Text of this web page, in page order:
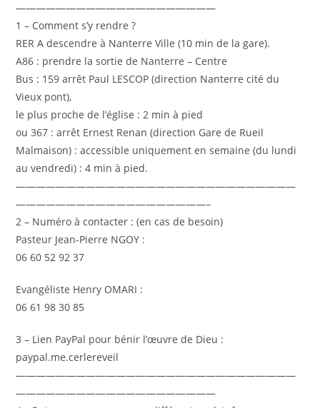
————————————————————
1 – Comment s’y rendre ?
RER A descendre à Nanterre Ville (10 min de la gare).
A86 : prendre la sortie de Nanterre – Centre
Bus : 159 arrêt Paul LESCOP (direction Nanterre cité du
Vieux pont),
le plus proche de l’église : 2 min à pied
ou 367 : arrêt Ernest Renan (direction Gare de Rueil
Malmaison) : accessible uniquement en semaine (du lundi
au vendredi) : 4 min à pied.
————————————————————————————
———————————————————–
2 – Numéro à contacter : (en cas de besoin)
Pasteur Jean-Pierre NGOY :
06 60 52 92 37
Evangéliste Henry OMARI :
06 61 98 30 85
3 – Lien PayPal pour bénir l’œuvre de Dieu :
paypal.me.cerlereveil
————————————————————————————
————————————————————